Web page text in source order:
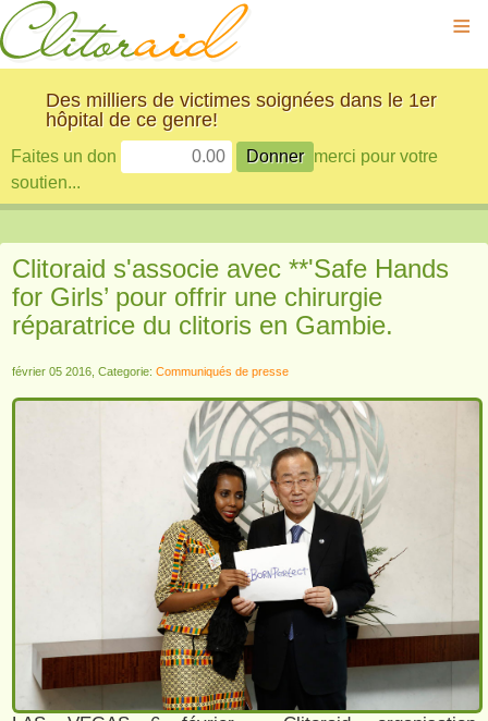
≡
Des milliers de victimes soignées dans le 1er
hôpital de ce genre!
Faites un don
merci pour votre
soutien...
Clitoraid s'associe avec **'Safe Hands
for Girls’ pour offrir une chirurgie
réparatrice du clitoris en Gambie.
février 05 2016, Categorie: Communiqués de presse